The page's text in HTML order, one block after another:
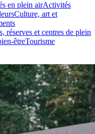
en plein airActivités
Culture, art et
réserves et centres de plein
êtreTourisme